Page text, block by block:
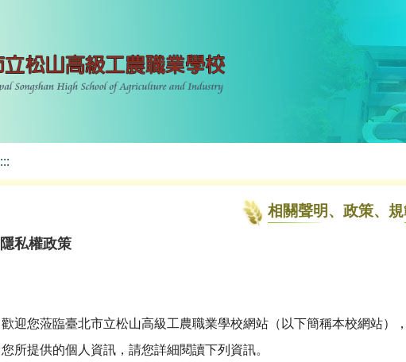
:::
相關聲明、政策、
隱私權政策
歡迎您蒞臨臺北市立松山高級工農職業學校網站（以下簡稱本校網站）
您所提供的個人資訊，請您詳細閱讀下列資訊。